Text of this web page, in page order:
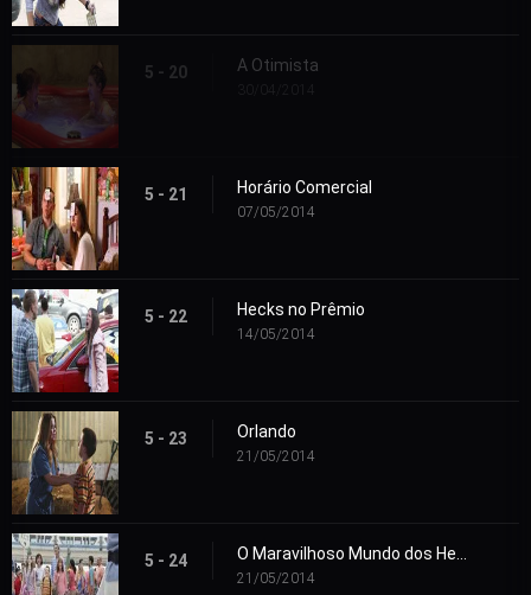
5 - 20 A Otimista
5 - 21 Horário Comercial
07/05/2014
5 - 22 Hecks no Prêmio
14/05/2014
5 - 23 Orlando
21/05/2014
5 - 24
21/05/2014